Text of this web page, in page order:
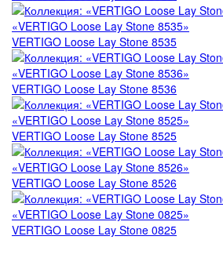
Forbo
Forbo
Forbo
Forbo
Пробковая
Forbo
VERTIGO
VERTIGO
VERTIGO
VERTIGO
VERTIGO Loose Lay Stone 8535
VERTIGO Loose Lay Stone 8536
VERTIGO Loose Lay Stone 8525
VERTIGO Loose Lay Stone 8526
VERTIGO Loose Lay Stone 0825